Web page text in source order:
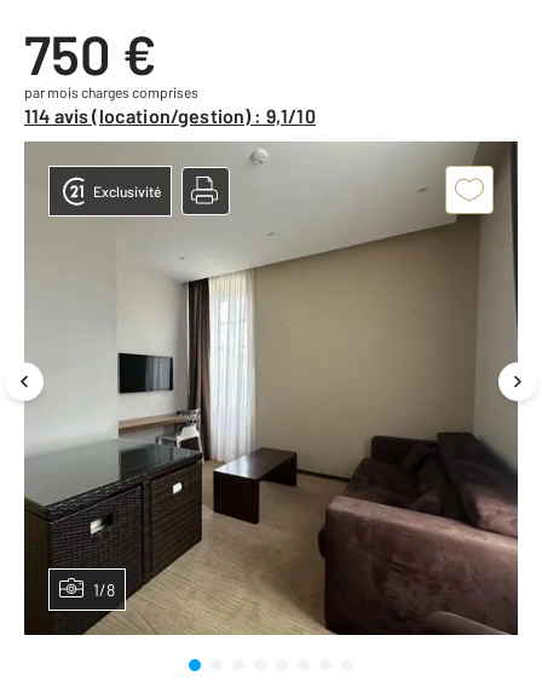
750 €
par mois charges comprises
114 avis (location/gestion) : 9,1/10
1/8
Exclusivité